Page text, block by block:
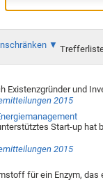
Existenzgründer und
2015
Start-up hat
2015
für ein Enzym,